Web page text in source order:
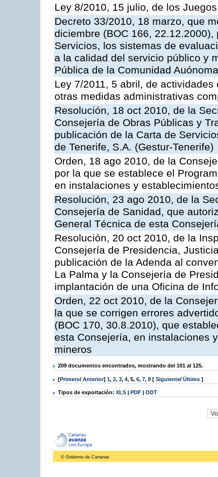
Ley 8/2010, 15 julio, de los
Decreto 33/2010, 18 marzo, que
diciembre (BOC 166,
Servicios, los sistemas de
a la calidad del servicio público y
Pública de la Comunidad
Ley 7/2011, 5 abril, de
otras medidas administrativas
Resolución, 18 oct 2010, de la
Consejería de Obras Públicas y
publicación de la Carta de
de Tenerife, S.A. (Gestur-Tenerife)
Orden, 18 ago 2010, de la
por la que se establece el
en instalaciones y
Resolución, 23 ago 2010, de la
Consejería de Sanidad, que
General Técnica de esta
Resolución, 20 oct 2010, de la
Consejería de Presidencia,
publicación de la Adenda al
La Palma y la Consejería de
implantación de una Oficina de
Orden, 22 oct 2010, de la
la que se corrigen errores
(BOC 170, 30.8.2010), que
esta Consejería, en instalaciones
mineros
209 documentos encontrados, mostrando del 101 al 125.
[Primero/ Anterior] 1, 2, 3, 4, 5, 6, 7, 8 [ Siguiente/ Último ]
Tipos de exportación: XLS | PDF | ODT
© Gobierno de Canarias